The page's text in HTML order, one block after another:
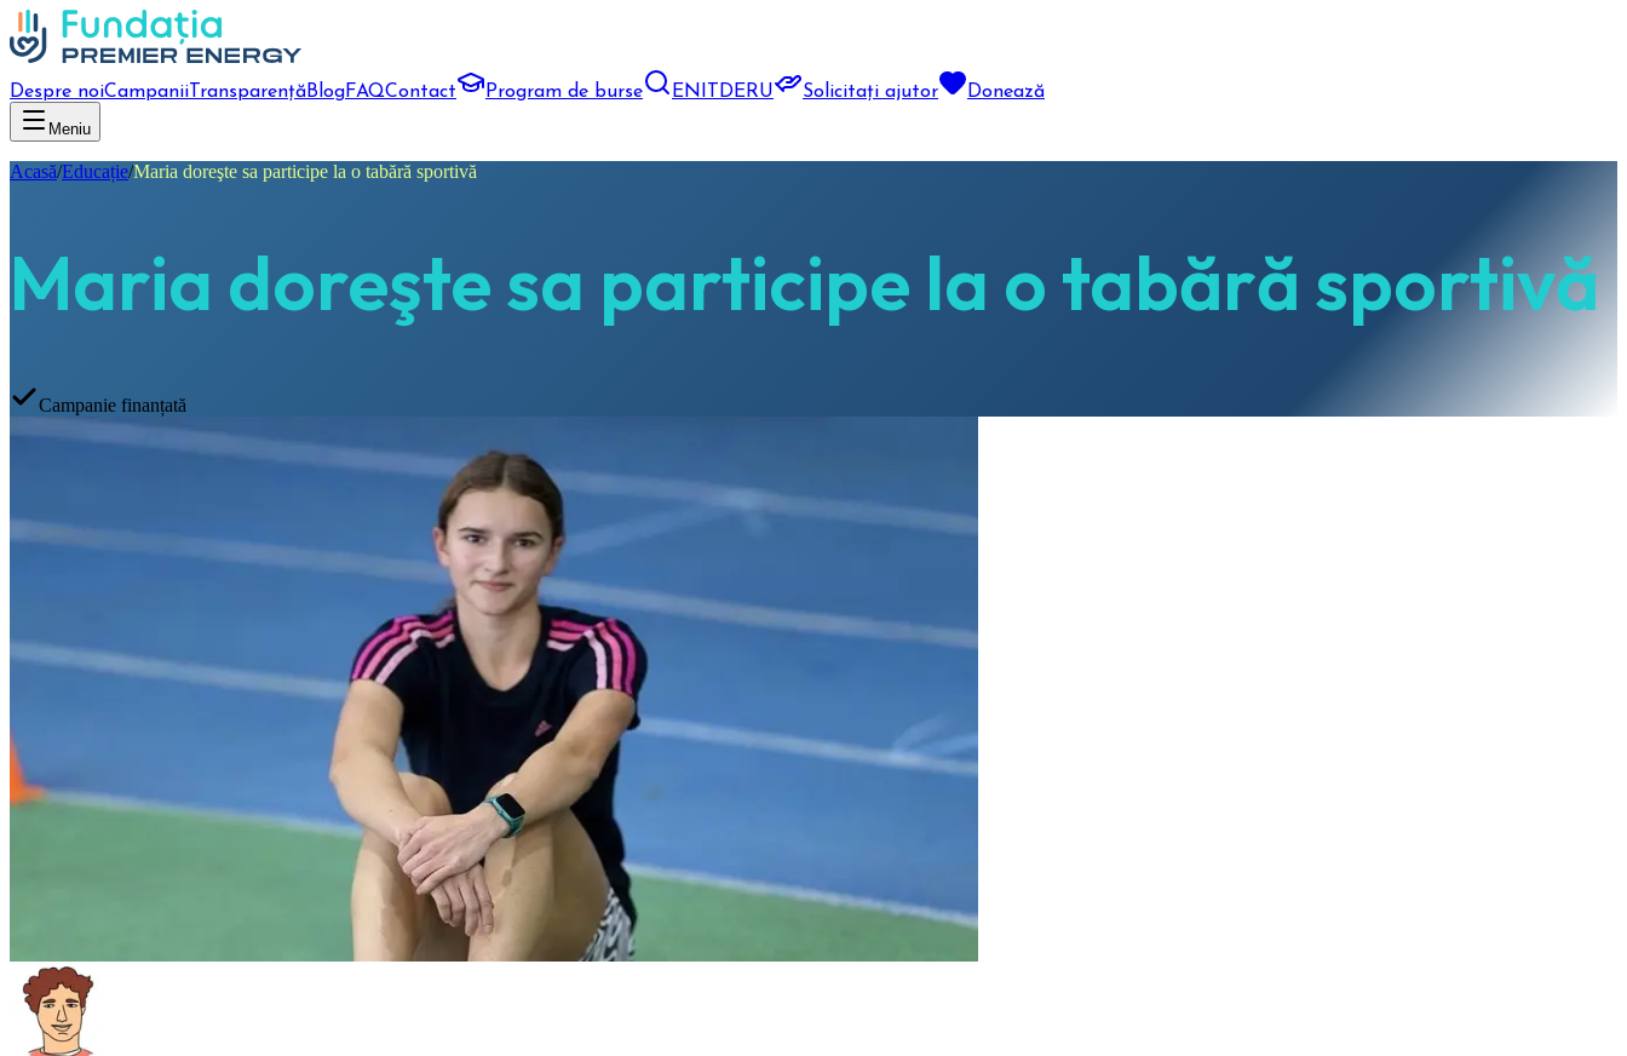
Despre noiCampanii TransparențăBlogFAQContact Program de burse EN DERU Solicitați ajutor Donează
Meniu
Acasă/Educație/Maria doreşte sa participe la o tabără sportivă
Maria doreşte sa participe la o tabără sportivă
Campanie finanțată